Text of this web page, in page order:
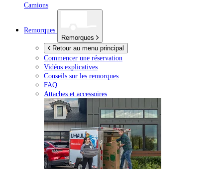
Camions
Remorques
Remorques
Retour au menu principal
Commencer une réservation
Vidéos explicatives
Conseils sur les remorques
FAQ
Attaches et accessoires